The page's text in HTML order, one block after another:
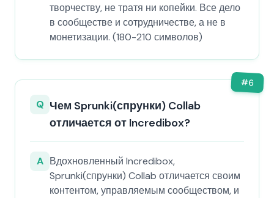
творчеству, не тратя ни копейки. Все дело
в сообществе и сотрудничестве, а не в
монетизации. (180-210 символов)
#6
Q Чем Sprunki(спрунки) Collab
отличается от Incredibox?
A Вдохновленный Incredibox,
Sprunki(спрунки) Collab отличается своим
контентом, управляемым сообществом, и